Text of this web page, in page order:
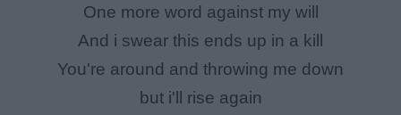
One more word against my will
And i swear this ends up in a kill
You're around and throwing me down
but i'll rise again